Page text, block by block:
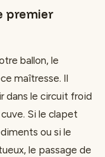
premier
ballon, le
maîtresse. Il
dans le circuit froid
Si le clapet
ou si le
le passage de